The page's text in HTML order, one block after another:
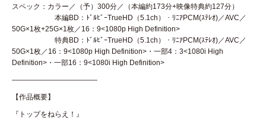
スペック：カラー／（予）300分／（本編約173分+映像特典約127分）
本編BD：ﾄﾞﾙﾋﾞｰTrueHD（5.1ch）・ﾘﾆｱPCM(ｽﾃﾚｵ)／AVC／
50G×1枚+25G×1枚／16：9<1080p High Definition>
特典BD：ﾄﾞﾙﾋﾞｰTrueHD（5.1ch）・ﾘﾆｱPCM(ｽﾃﾚｵ)／AVC／
50G×1枚／16：9<1080p High Definition>・一部4：3<1080i High
Definition>・一部16：9<1080i High Definition>
————————————
【作品概要】
『トップをねらえ！』